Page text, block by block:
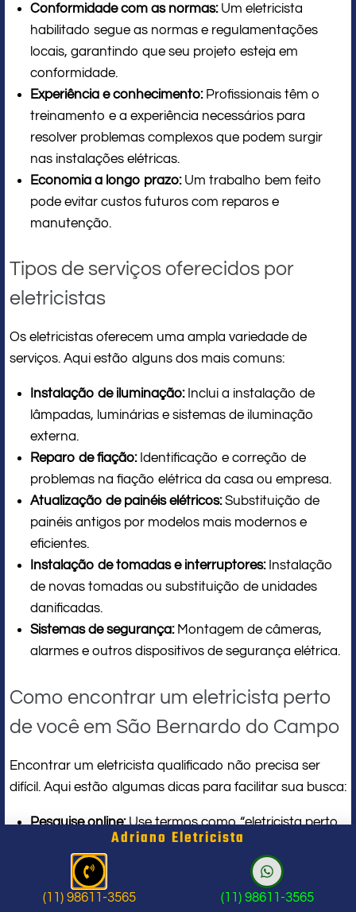
Conformidade com as normas:Um eletricista
habilitado segue as normas e regulamentações
locais, garantindo que seu projeto esteja em
conformidade.
Experiência e conhecimento:Profissionais têm o
treinamento e a experiência necessários para
resolver problemas complexos que podem surgir
nas instalações elétricas.
Economia a longo prazo:Um trabalho bem feito
pode evitar custos futuros com reparos e
manutenção.
Tipos de serviços oferecidos por
eletricistas
Os eletricistas oferecem uma ampla variedade de
serviços. Aqui estão alguns dos mais comuns:
Instalação de iluminação:Inclui a instalação de
lâmpadas, luminárias e sistemas de iluminação
externa.
Reparo de fiação:Identificação e correção de
problemas na fiação elétrica da casa ou empresa.
Atualização de painéis elétricos:Substituição de
painéis antigos por modelos mais modernos e
eficientes.
Instalação de tomadas e interruptores:Instalação
de novas tomadas ou substituição de unidades
danificadas.
Sistemas de segurança:Montagem de câmeras,
alarmes e outros dispositivos de segurança elétrica.
Como encontrar um eletricista perto
de você em São Bernardo do Campo
Encontrar um eletricista qualificado não precisa ser
difícil. Aqui estão algumas dicas para facilitar sua busca:
Pesquise online:Use termos como “eletricista perto
de mim” no Google. Isso fornecerá uma lista de
eletricistas na sua área.
Peça referências:
Converse com amigos, familiares
ou vizinhos que possam ter utilizado os serviços de
Adriano Eletricista
(11) 98611-3565 (11) 98611-3565